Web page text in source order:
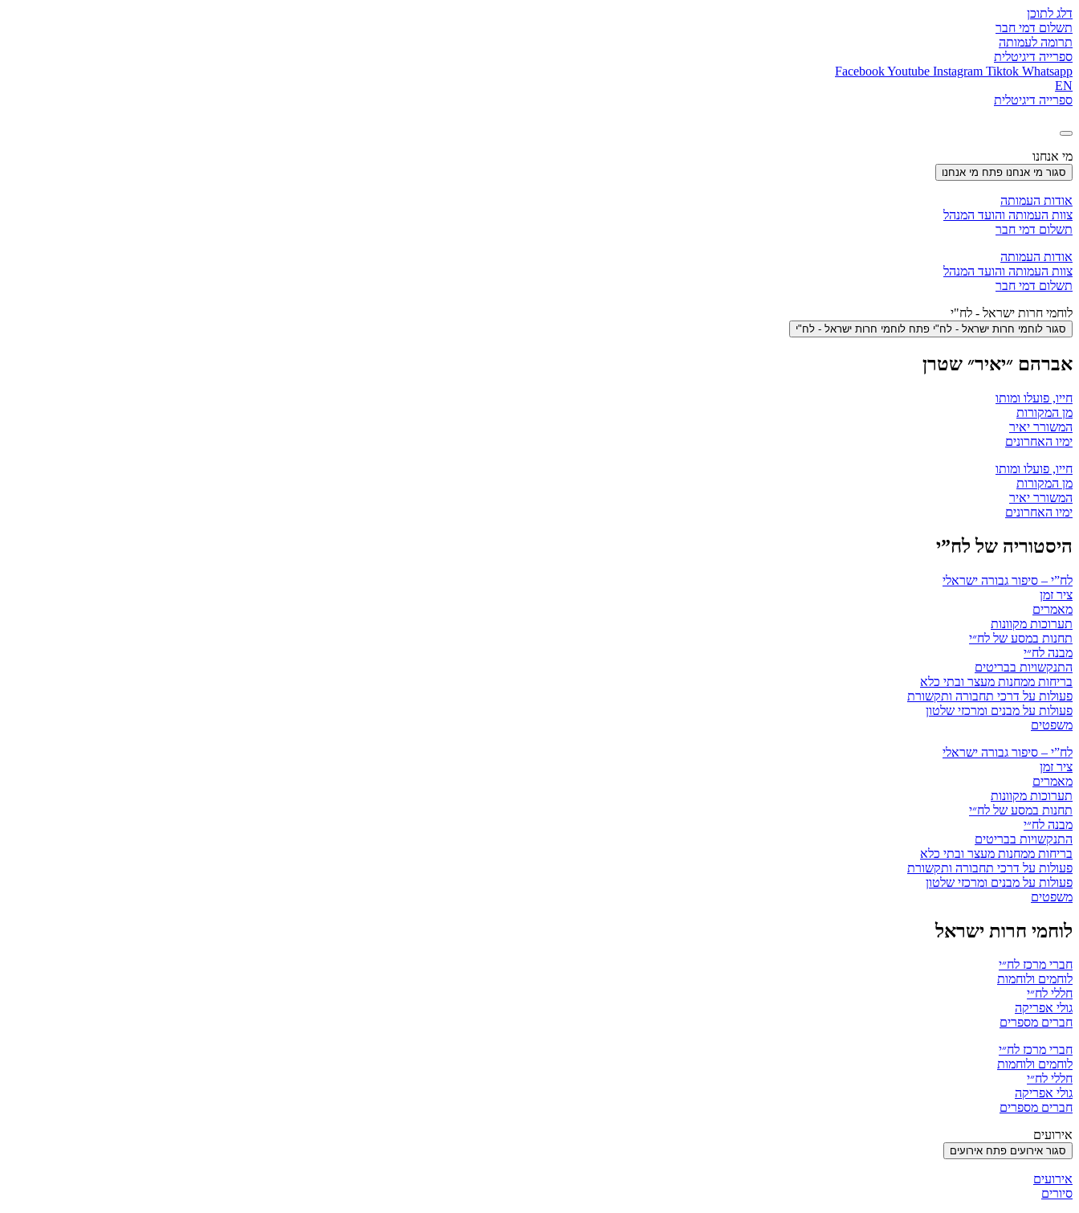
דלג לתוכן
תשלום דמי חבר
תרומה לעמותה
ספרייה דיגיטלית
FacebookYoutube Instagram Tiktok Whatsapp
EN
ספרייה דיגיטלית
מי אנחנו
סגור מי אנחנו פתח מי אנחנו
אודות העמותה
צוות העמותה והועד המנהל
תשלום דמי חבר
אודות העמותה
צוות העמותה והועד המנהל
תשלום דמי חבר
לוחמי חרות ישראל - לח"י
סגור לוחמי חרות ישראל - לח"י פתח לוחמי חרות ישראל - לח"י
אברהם ״יאיר״ שטרן
חייו, פועלו ומותו
מן המקורות
המשורר יאיר
ימיו האחרונים
חייו, פועלו ומותו
מן המקורות
המשורר יאיר
ימיו האחרונים
היסטוריה של לח”י
לח”י – סיפור גבורה ישראלי
ציר זמן
מאמרים
תערוכות מקוונות
תחנות במסע של לח״י
מבנה לח״י
התנקשויות בבריטים
בריחות ממחנות מעצר ובתי כלא
פעולות על דרכי תחבורה ותקשורת
פעולות על מבנים ומרכזי שלטון
משפטים
לח”י – סיפור גבורה ישראלי
ציר זמן
מאמרים
תערוכות מקוונות
תחנות במסע של לח״י
מבנה לח״י
התנקשויות בבריטים
בריחות ממחנות מעצר ובתי כלא
פעולות על דרכי תחבורה ותקשורת
פעולות על מבנים ומרכזי שלטון
משפטים
לוחמי חרות ישראל
חברי מרכז לח״י
לוחמים ולוחמות
חללי לח״י
גולי אפריקה
חברים מספרים
חברי מרכז לח״י
לוחמים ולוחמות
חללי לח״י
גולי אפריקה
חברים מספרים
אירועים
סגור אירועים פתח אירועים
אירועים
סיורים